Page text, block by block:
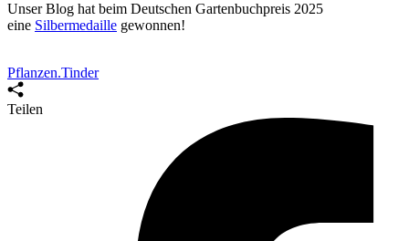
Unser Blog hat beim Deutschen Gartenbuchpreis 2025
eine Silbermedaille gewonnen!
Pflanzen.Tinder
Teilen